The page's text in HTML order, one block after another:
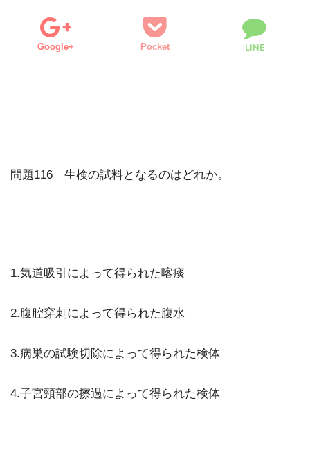
Google+ Pocket LINE
問題116 生検の試料となるのはどれか。
1.気道吸引によって得られた喀痰
2.腹腔穿刺によって得られた腹水
3.病巣の試験切除によって得られた検体
4.子宮頸部の擦過によって得られた検体